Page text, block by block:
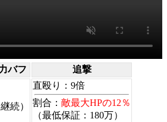
バフ 追撃
続）
直殴り：9倍
割合： 敵最大HPの12％
（最低保証：180万）